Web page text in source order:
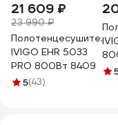
21 609 ₽
23 990 ₽
Полотенцесушитель
IVIGO EHR 5033
PRO 800Вт 8409
5(43)